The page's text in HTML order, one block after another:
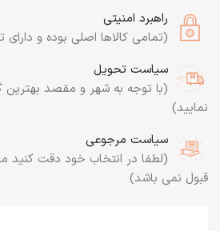
راهبرد امنیتی
(تمامی کالاها اصلی بوده و
سیاست تحویل
(با توجه به شهر و مقصد بهترین
نمایید)
سیاست مرجوعی
(لطفا در انتخاب خود دقت کنید
قبول نمی باشد)